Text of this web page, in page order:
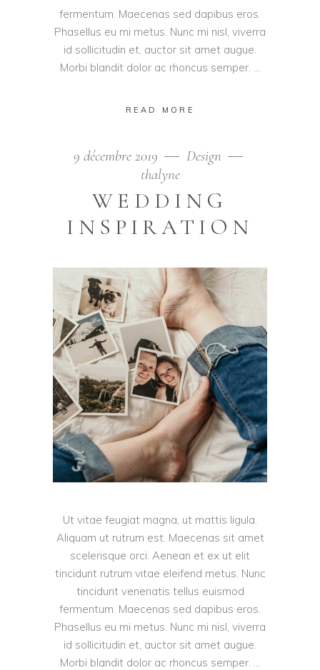
fermentum. Maecenas sed dapibus eros.
Phasellus eu mi metus. Nunc mi nisl, viverra
id sollicitudin et, auctor sit amet augue.
Morbi blandit dolor ac rhoncus semper.
READ MORE
9 décembre 2019
Design
thalyne
WEDDING
INSPIRATION
Ut vitae feugiat magna, ut mattis ligula.
Aliquam ut rutrum est. Maecenas sit amet
scelerisque orci. Aenean et ex ut elit
tincidunt rutrum vitae eleifend metus. Nunc
tincidunt venenatis tellus euismod
fermentum. Maecenas sed dapibus eros.
Phasellus eu mi metus. Nunc mi nisl, viverra
id sollicitudin et, auctor sit amet augue.
Morbi blandit dolor ac rhoncus semper.